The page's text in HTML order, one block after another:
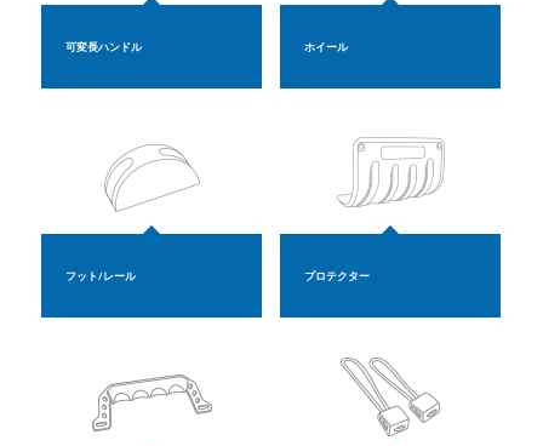
可変長ハンドル ホイール
フット/レール プロテクター